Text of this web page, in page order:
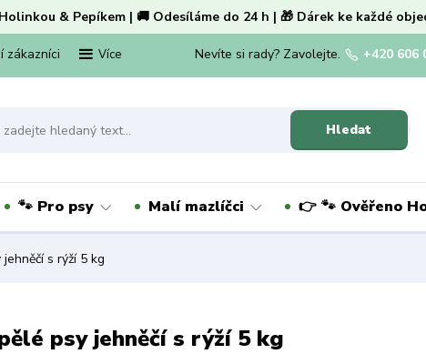
& Pepíkem | 🚚 Odesíláme do 24 h | 🎁 Dárek ke každé
zákazníci Více
Hledat
Nevíte si rady? Zavolejte. +420 606
🐾 Pro psy Malí mazlíčci 👉 🐾 Ověřeno
s rýží 5 kg
psy jehněčí s rýží 5 kg